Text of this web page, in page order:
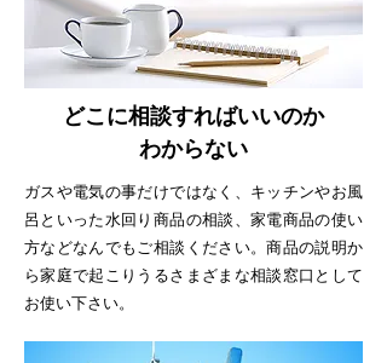
ガスや電気の事だけではなく、キッチンやお風
呂といった水回り商品の相談、家電商品の使い
方などなんでもご相談ください。商品の説明か
ら家庭で起こりうるさまざまな相談窓口として
お使い下さい。
どこに相談すればいいのか
わからない